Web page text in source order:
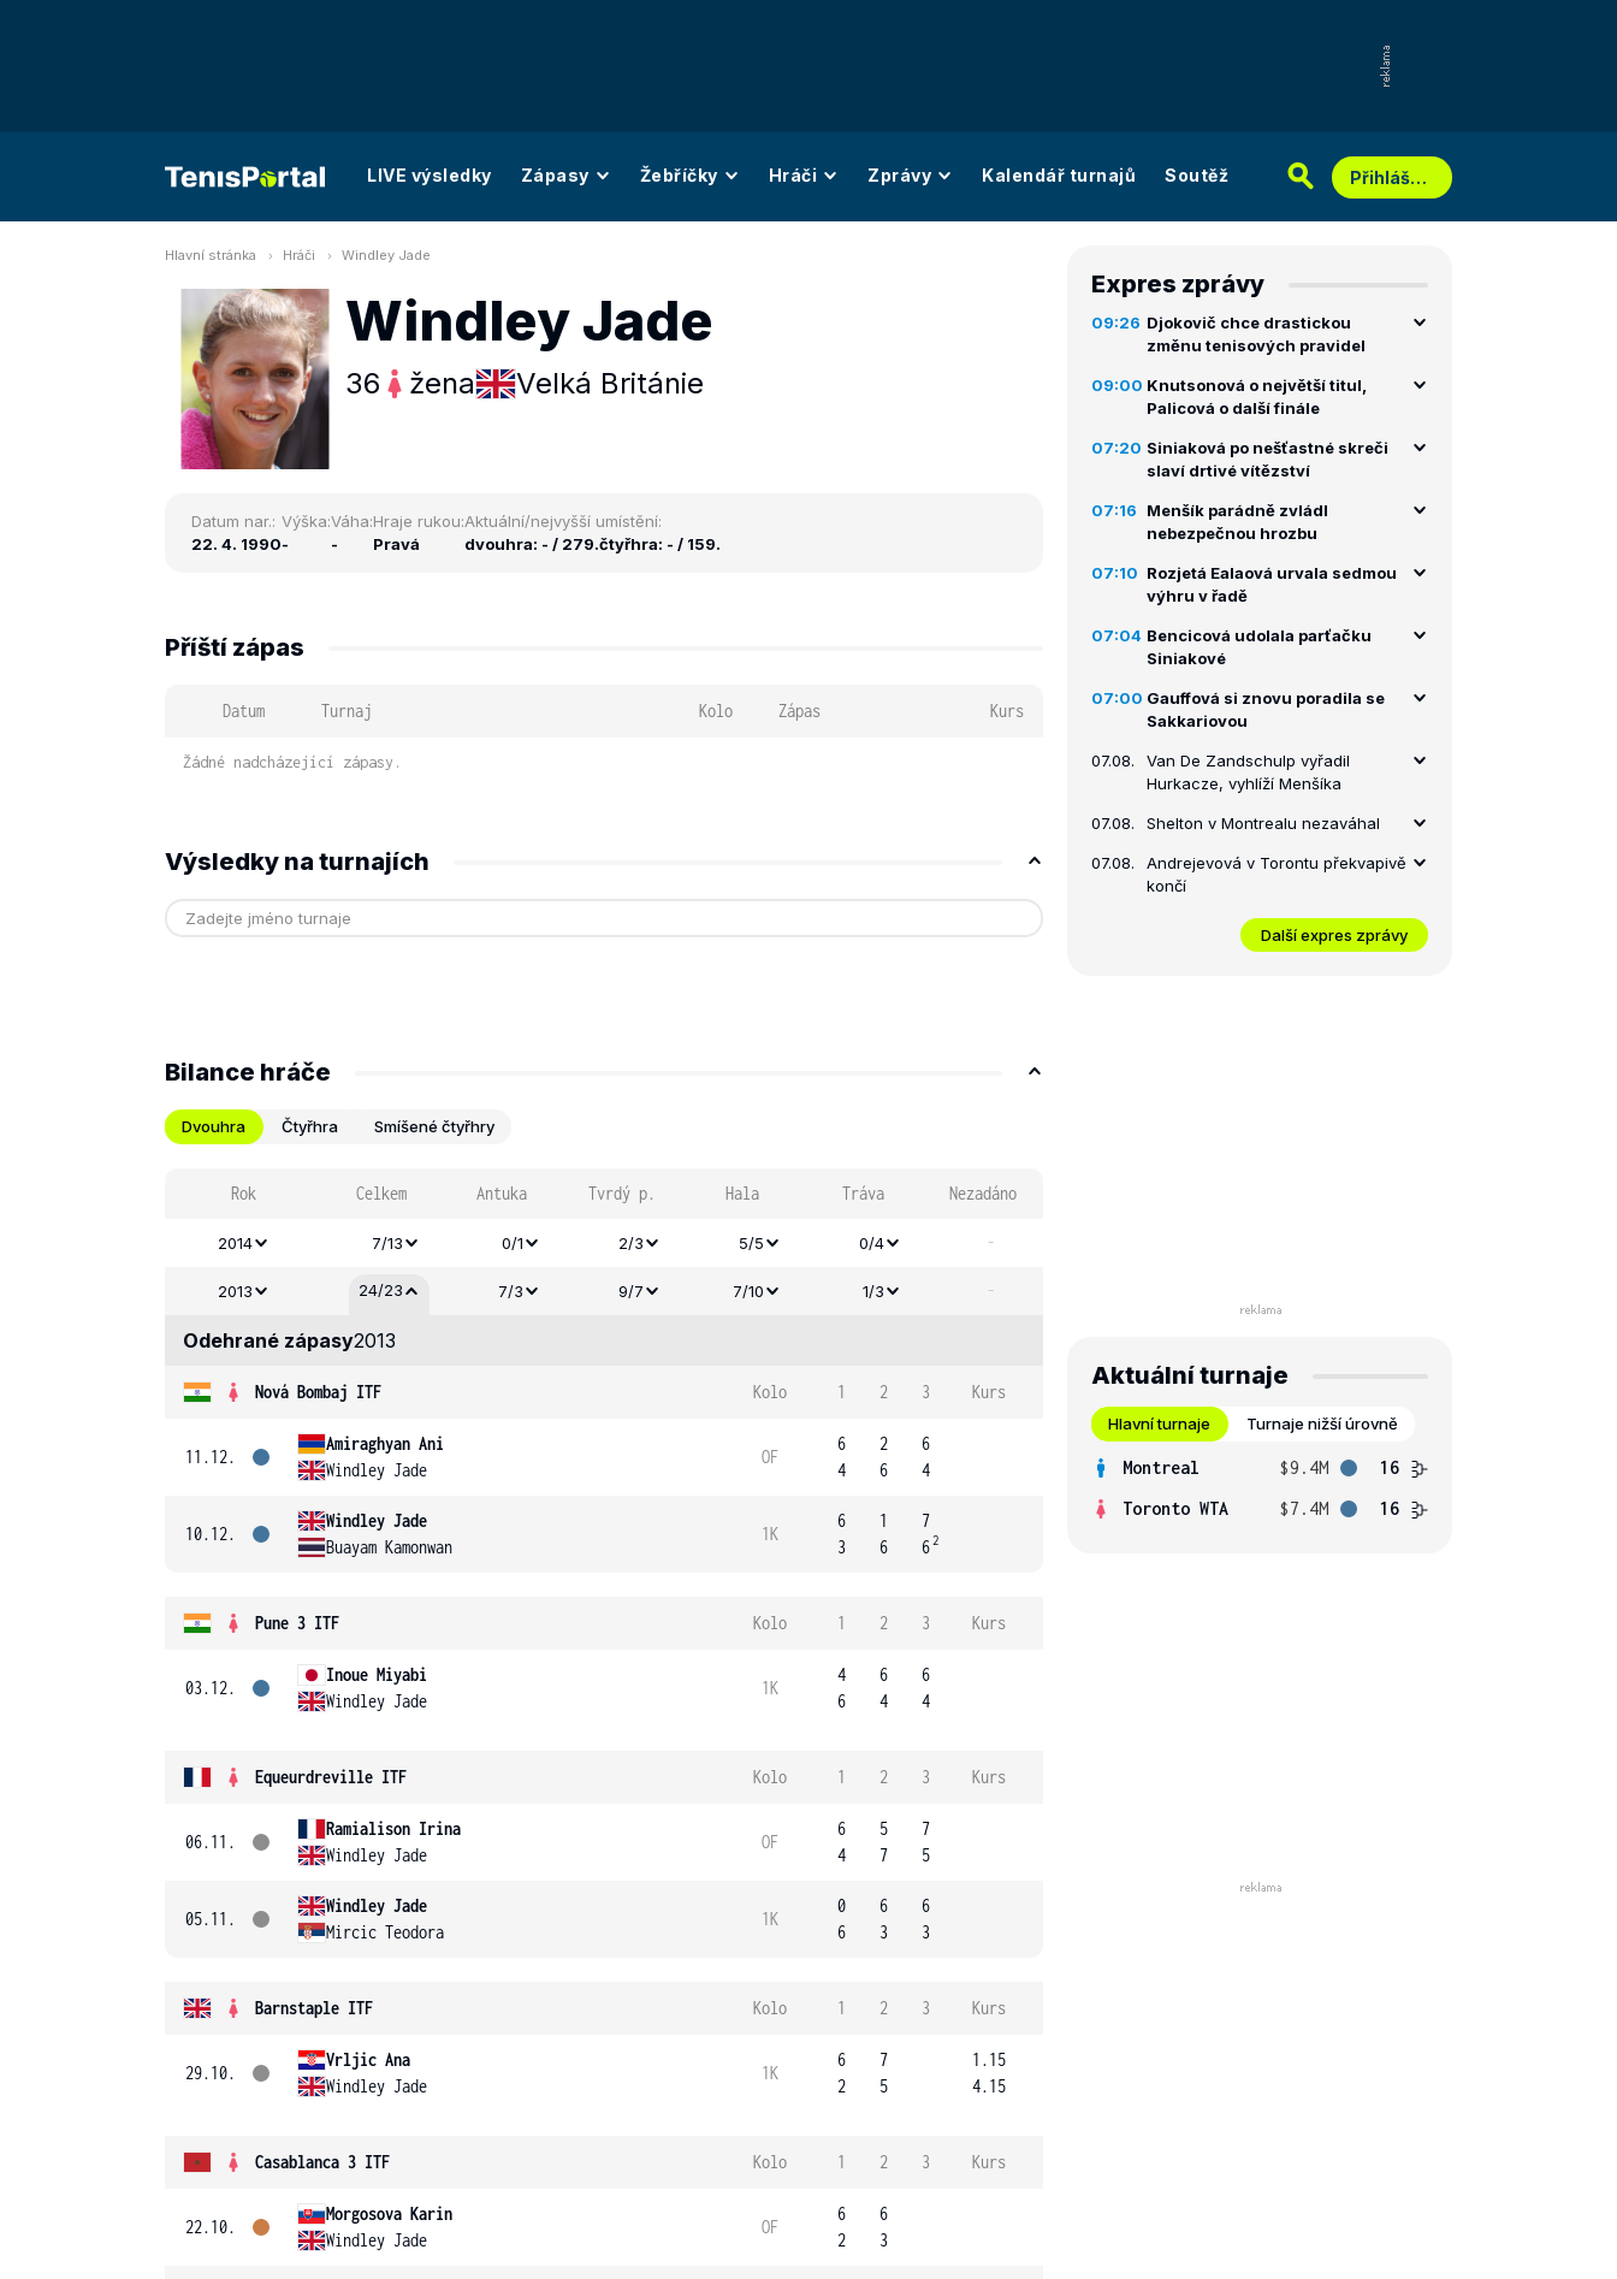
LIVE výsledky Zápasy Žebříčky Hráči Zprávy Kalendář turnajů Soutěž Přihlášení
Hlavní stránka Hráči Windley Jade
Windley Jade
36 žena Velká Británie
Datum nar.:
22. 4. 1990
Výška:
-
Váha:
-
Hraje rukou:
Pravá
Aktuální/nejvyšší umístění:
dvouhra: - / 279.čtyřhra: - / 159.
Příští zápas
Datum Turnaj Kolo Zápas Kurs
Žádné nadcházející zápasy.
Výsledky na turnajích
Bilance hráče
Dvouhra Čtyřhra Smíšené čtyřhry
Rok Celkem Antuka Tvrdý p. Hala Tráva Nezadáno
2014 7/13 0/1 2/3 5/5 0/4 -
2013 24/23 7/3 9/7 7/10 1/3 -
Odehrané zápasy2013
Nová Bombaj ITF Kolo 1 2 3 Kurs
11.12.
Amiraghyan Ani
Windley Jade
OF
6
4
2
6
6
4
10.12.
Windley Jade
Buayam Kamonwan
1K
6
3
1
6
7
62
Pune 3 ITF Kolo 1 2 3 Kurs
03.12.
Inoue Miyabi
Windley Jade
1K
4
6
6
4
6
4
Equeurdreville ITF Kolo 1 2 3 Kurs
06.11.
Ramialison Irina
Windley Jade
OF
6
4
5
7
7
5
05.11.
Windley Jade
Mircic Teodora
1K
0
6
6
3
6
3
Barnstaple ITF Kolo 1 2 3 Kurs
29.10.
Vrljic Ana
Windley Jade
1K
6
2
7
5
1.15
4.15
Casablanca 3 ITF Kolo 1 2 3 Kurs
22.10.
Morgosova Karin
Windley Jade
OF
6
2
6
3
Expres zprávy
09:26 Djokovič chce drastickou
změnu tenisových pravidel
09:00 Knutsonová o největší titul,
Palicová o další finále
07:20 Siniaková po nešťastné skreči
slaví drtivé vítězství
07:16
Menšík parádně zvládl
nebezpečnou hrozbu
07:10 Rozjetá Ealaová urvala sedmou
výhru v řadě
07:04 Bencicová udolala parťačku
Siniakové
07:00 Gauffová si znovu poradila se
Sakkariovou
07.08.
Van De Zandschulp vyřadil
Hurkacze, vyhlíží Menšíka
07.08. Shelton v Montrealu nezaváhal
07.08.
Andrejevová v Torontu překvapivě
končí
Další expres zprávy
Aktuální turnaje
Hlavní turnaje Turnaje nižší úrovně
Montreal $9.4M
16
Toronto WTA
$7.4M 16